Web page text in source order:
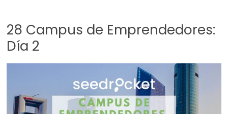
28 Campus de Emprendedores:
Día 2